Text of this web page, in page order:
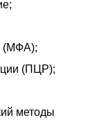
(МФА);
(ПЦР);
методы